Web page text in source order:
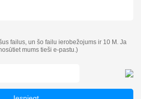
failus, un šo failu ierobežojums ir 10 M. Ja
mums tieši e-pastu.)